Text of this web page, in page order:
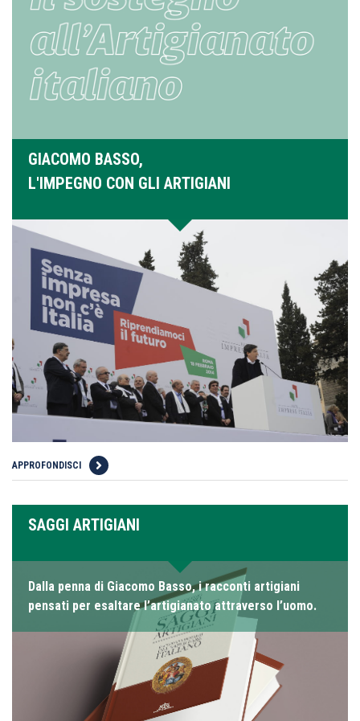
GIACOMO BASSO,
L'IMPEGNO CON GLI ARTIGIANI
APPROFONDISCI
SAGGI ARTIGIANI
Dalla penna di Giacomo Basso, i racconti artigiani
pensati per esaltare l’artigianato attraverso l’uomo.